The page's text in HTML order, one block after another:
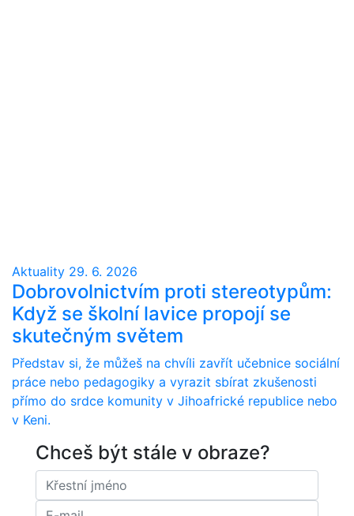
Aktuality 29. 6. 2026
Dobrovolnictvím proti stereotypům:
Když se školní lavice propojí se
skutečným světem
Představ si, že můžeš na chvíli zavřít učebnice sociální
práce nebo pedagogiky a vyrazit sbírat zkušenosti
přímo do srdce komunity v Jihoafrické republice nebo
v Keni.
Chceš být stále v obraze?